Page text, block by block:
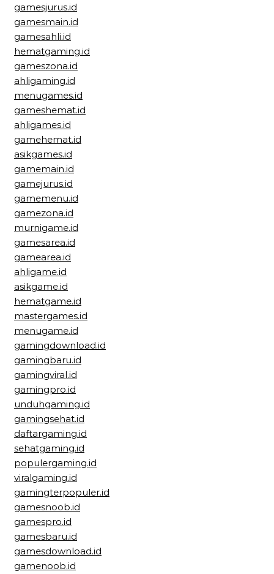
gamesjurus.id
gamesmain.id
gamesahli.id
hematgaming.id
gameszona.id
ahligaming.id
menugames.id
gameshemat.id
ahligames.id
gamehemat.id
asikgames.id
gamemain.id
gamejurus.id
gamemenu.id
gamezona.id
murnigame.id
gamesarea.id
gamearea.id
ahligame.id
asikgame.id
hematgame.id
mastergames.id
menugame.id
gamingdownload.id
gamingbaru.id
gamingviral.id
gamingpro.id
unduhgaming.id
gamingsehat.id
daftargaming.id
sehatgaming.id
populergaming.id
viralgaming.id
gamingterpopuler.id
gamesnoob.id
gamespro.id
gamesbaru.id
gamesdownload.id
gamenoob.id